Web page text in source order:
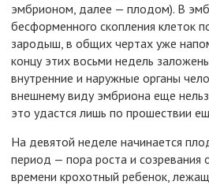
эмбрионом, далее — плодом). В
бесформенного скопления клеток
зародыш, в общих чертах уже
концу этих восьми недель
внутренние и наружные органы
внешнему виду эмбриона еще
это удастся лишь по прошествии
На девятой неделе начинается
период — пора роста и созревания
времени крохотный ребенок,